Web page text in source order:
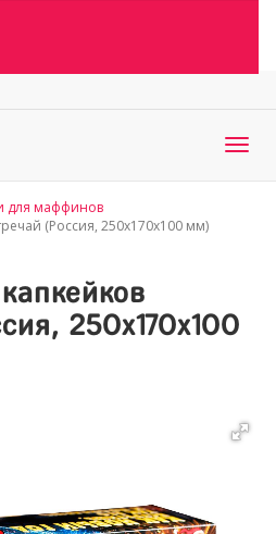
для маффинов
(Россия, 250х170х100 мм)
250х170х100